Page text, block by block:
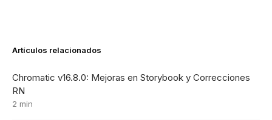
Artículos relacionados
Chromatic v16.8.0: Mejoras en Storybook y Correcciones
RN
2 min